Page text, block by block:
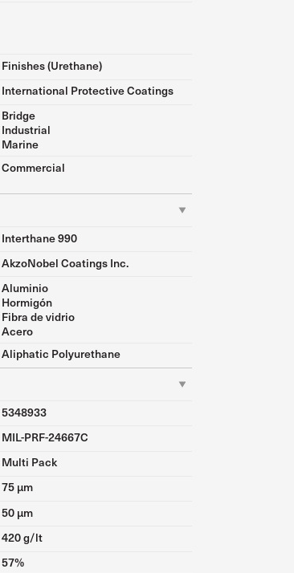
Finishes (Urethane)
International Protective Coatings
Bridge
Industrial
Marine
Commercial
Interthane 990
AkzoNobel Coatings Inc.
Aluminio
Hormigón
Fibra de vidrio
Acero
Aliphatic Polyurethane
5348933
MIL-PRF-24667C
Multi Pack
75 μm
50 μm
420 g/lt
57%